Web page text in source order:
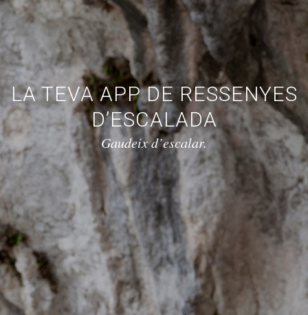
LA TEVA APP DE RESSENYES
D’ESCALADA
Gaudeix d’escalar.